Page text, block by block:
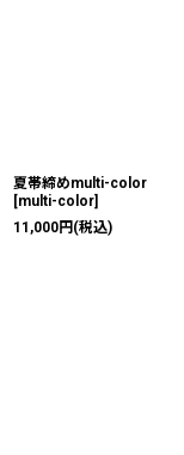
夏帯締めmulti-color
[multi-color]
11,000円 (税込)